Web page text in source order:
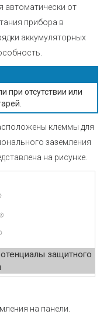
автоматически от
прибора в
аккумуляторных
при отсутствии или
клеммы для
заземления
на рисунке.
защитного
на панели.